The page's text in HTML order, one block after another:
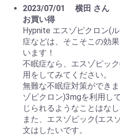
2023/07/01
横田 さん
お買い得
Hypnite エスゾピクロン(
症などは、そこそこの効
います！
不眠症なら、エスゾピッ
用をしてみてください。
無難な不眠症対策ができ
ゾピクロン)3mgを利用し
じられるようなことはなし
また、エスゾピック(エス
文はしたいです。